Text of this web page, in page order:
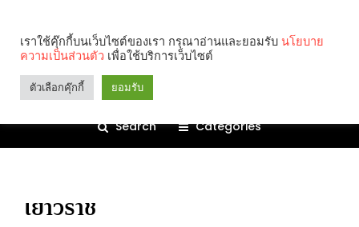
Search Categories
เยาวราช
เราใช้คุ๊กกี้บนเว็บไซต์ของเรา กรุณาอ่านและยอมรับ นโยบาย
ความเป็นส่วนตัว เพื่อใช้บริการเว็บไซต์
ตัวเลือกคุ๊กกี้ ยอมรับ